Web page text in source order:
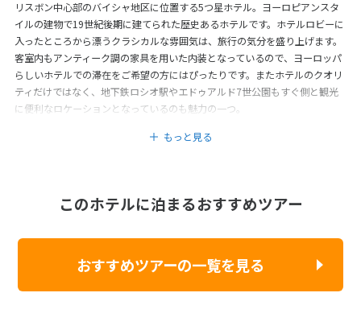
リスボン中心部のバイシャ地区に位置する5つ星ホテル。ヨーロピアンスタ
イルの建物で19世紀後期に建てられた歴史あるホテルです。ホテルロビーに
入ったところから漂うクラシカルな雰囲気は、旅行の気分を盛り上げます。
客室内もアンティーク調の家具を用いた内装となっているので、ヨーロッパ
らしいホテルでの滞在をご希望の方にはぴったりです。またホテルのクオリ
ティだけではなく、地下鉄ロシオ駅やエドゥアルド7世公園もすぐ側と観光
に便利なロケーションとなっているのも魅力の一つ。
もっと見る
このホテルに泊まるおすすめツアー
おすすめツアーの一覧を見る